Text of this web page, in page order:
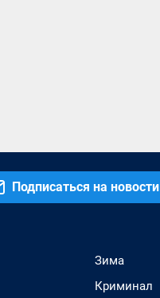
Подписаться на новости
Зима
Криминал